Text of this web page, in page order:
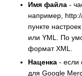
Имя файла -
например,
пункте
или YML. По
формат XML.
Наценка - если
для Google